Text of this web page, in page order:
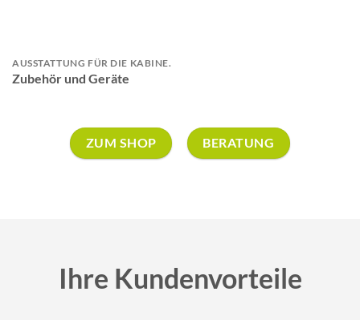
AUSSTATTUNG FÜR DIE KABINE.
Zubehör und Geräte
ZUM SHOP BERATUNG
Ihre Kundenvorteile